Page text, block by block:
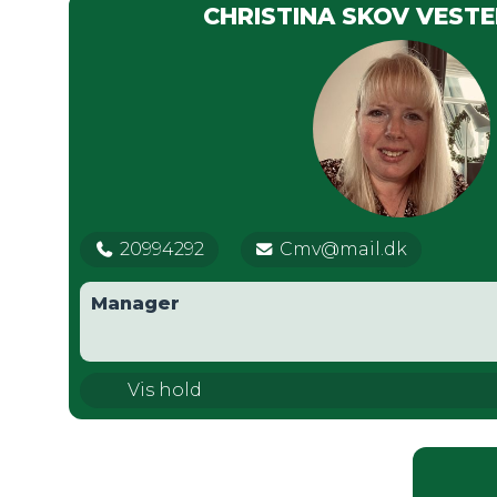
CHRISTINA SKOV
20994292 Cmv@mail.dk
Manager
Vis hold
U11 Drenge